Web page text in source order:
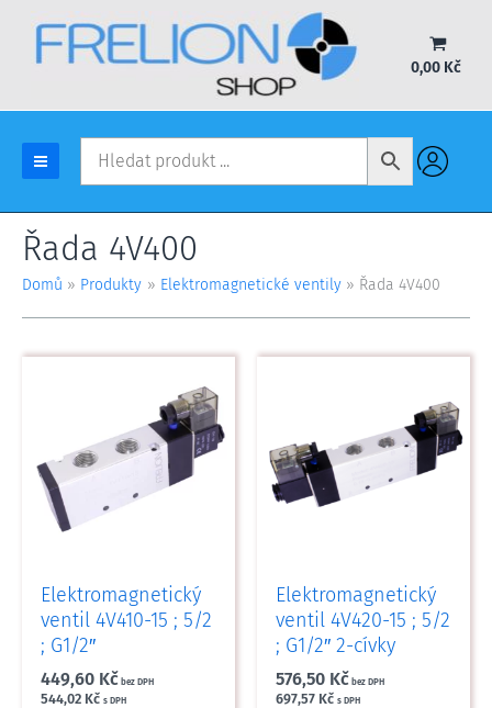
Přeskočit
obsah
0,00 Kč
Řada 4V400
Domů Produkty Elektromagnetické ventily Řada 4V400
Elektromagnetický
ventil 4V410-15 ; 5/2
; G1/2″
449,60 Kč bez DPH
544,02 Kč s DPH
Elektromagnetický
ventil 4V420-15 ; 5/2
; G1/2″ 2-cívky
576,50 Kč bez DPH
697,57 Kč s DPH